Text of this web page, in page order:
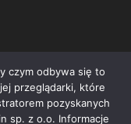
czym odbywa się to
przeglądarki, które
pozyskanych
sp. z o.o. Informacje